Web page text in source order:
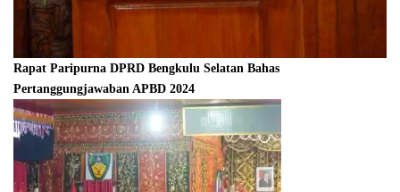
Rapat Paripurna DPRD Bengkulu Selatan Bahas
Pertanggungjawaban APBD 2024